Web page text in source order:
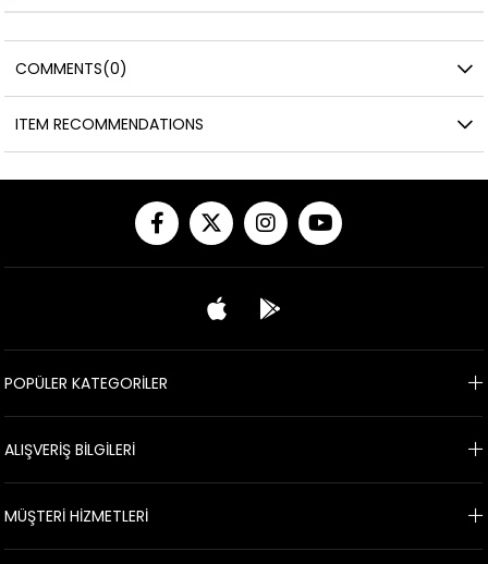
COMMENTS(0)
ITEM RECOMMENDATIONS
POPÜLER KATEGORİLER
ALIŞVERİŞ BİLGİLERİ
MÜŞTERİ HİZMETLERİ